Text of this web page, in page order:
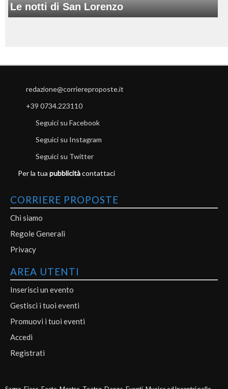
Le notti di San Lorenzo
redazione@corriereproposte.it
+39 0734.223110
Seguici su Facebook
Seguici su Instagram
Seguici su Twitter
Per la tua pubblicitàcontattaci
CORRIERE PROPOSTE
Chi siamo
Regole Generali
Privacy
AREA UTENTI
Inserisci un evento
Gestisci i tuoi eventi
Promuovi i tuoi eventi
Accedi
Registrati